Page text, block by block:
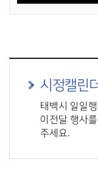
시정캘린
태백시 일일
이전달 행사
주세요.